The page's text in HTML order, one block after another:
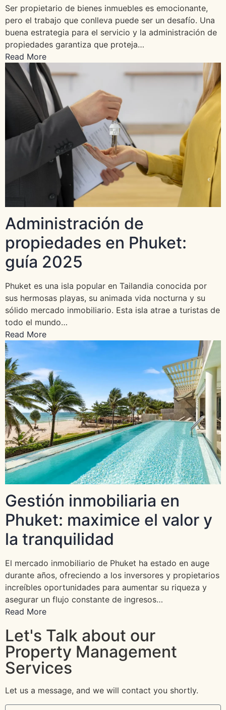
Ser propietario de bienes inmuebles es emocionante,
pero el trabajo que conlleva puede ser un desafío. Una
buena estrategia para el servicio y la administración de
propiedades garantiza que proteja…
Read More
Administración de
propiedades en Phuket:
guía 2025
Phuket es una isla popular en Tailandia conocida por
sus hermosas playas, su animada vida nocturna y su
sólido mercado inmobiliario. Esta isla atrae a turistas de
todo el mundo…
Read More
Gestión inmobiliaria en
Phuket: maximice el valor y
la tranquilidad
El mercado inmobiliario de Phuket ha estado en auge
durante años, ofreciendo a los inversores y propietarios
increíbles oportunidades para aumentar su riqueza y
asegurar un flujo constante de ingresos…
Read More
Let's Talk about our
Property Management
Services
Let us a message, and we will contact you shortly.